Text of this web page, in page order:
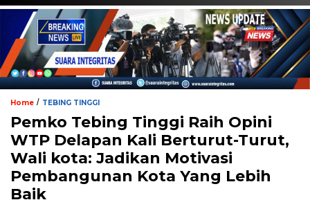
Home / TEBING TINGGI
Pemko Tebing Tinggi Raih Opini
WTP Delapan Kali Berturut-Turut,
Wali kota: Jadikan Motivasi
Pembangunan Kota Yang Lebih
Baik